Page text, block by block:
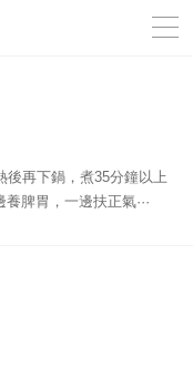
後再下鍋，煮35分鐘以上
脾胃，一邊扶正氣···